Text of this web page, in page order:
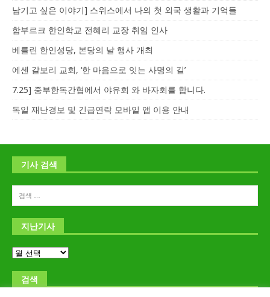
남기고 싶은 이야기] 스위스에서 나의 첫 외국 생활과 기억들
함부르크 한인학교 전혜리 교장 취임 인사
베를린 한인성당, 본당의 날 행사 개최
에센 갈보리 교회, ‘한 마음으로 잇는 사명의 길’
7.25] 중부한독간협에서 야유회 와 바자회를 합니다.
독일 재난경보 및 긴급연락 모바일 앱 이용 안내
기사 검색
지난기사
검색